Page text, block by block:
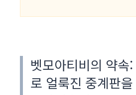
벳모아티비의 약속
로 얼룩진 중계판